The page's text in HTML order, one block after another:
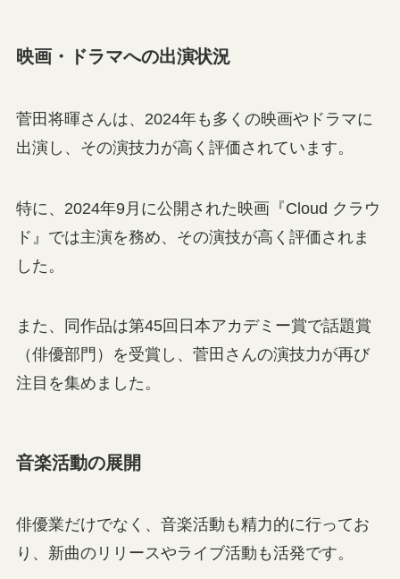
映画・ドラマへの出演状況
菅田将暉さんは、2024年も多くの映画やドラマに
出演し、その演技力が高く評価されています。
特に、2024年9月に公開された映画『Cloud クラウ
ド』では主演を務め、その演技が高く評価されま
した。
また、同作品は第45回日本アカデミー賞で話題賞
（俳優部門）を受賞し、菅田さんの演技力が再び
注目を集めました。
音楽活動の展開
俳優業だけでなく、音楽活動も精力的に行ってお
り、新曲のリリースやライブ活動も活発です。